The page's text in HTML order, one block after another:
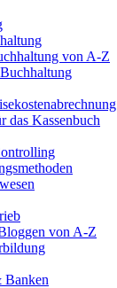
von A-Z
das Kassenbuch
von A-Z
Banken